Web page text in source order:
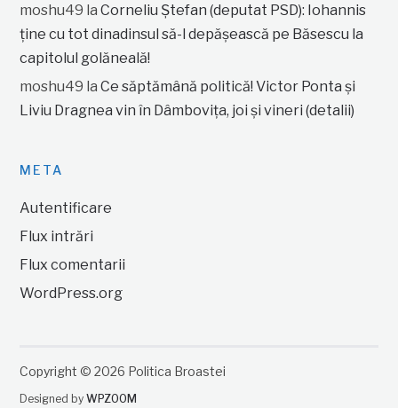
moshu49 laCorneliu Ștefan (deputat PSD): Iohannis
ține cu tot dinadinsul să-l depășească pe Băsescu la
capitolul golăneală!
moshu49 laCe săptămână politică! Victor Ponta și
Liviu Dragnea vin în Dâmbovița, joi și vineri (detalii)
META
Autentificare
Flux intrări
Flux comentarii
WordPress.org
Copyright © 2026 Politica Broastei
Designed byWPZOOM